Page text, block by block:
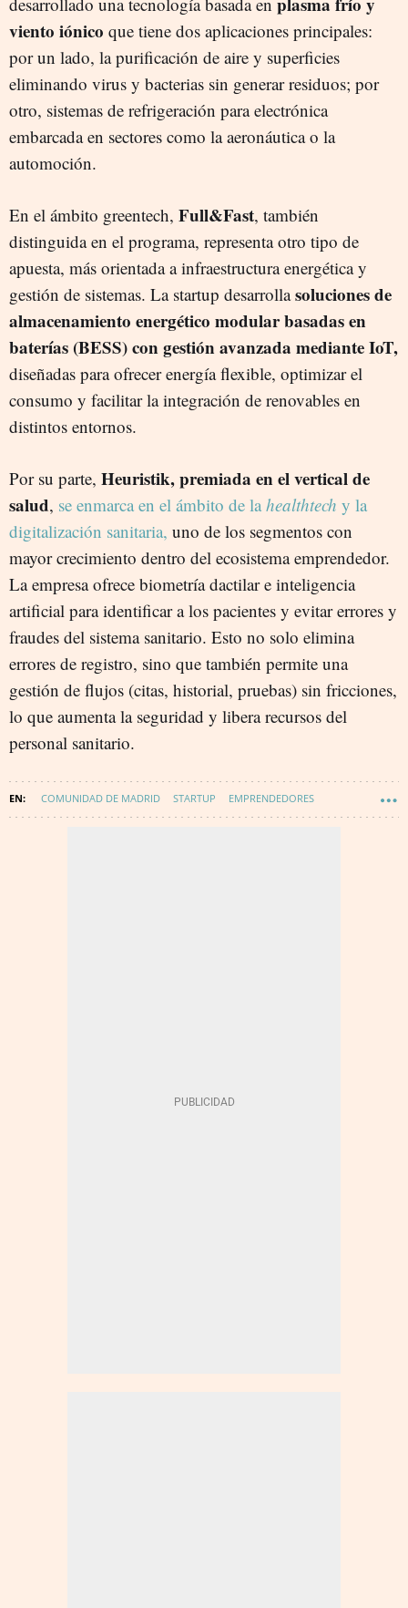
viento iónico que tiene dos aplicaciones principales:
por un lado, la purificación de aire y superficies
eliminando virus y bacterias sin generar residuos; por
otro, sistemas de refrigeración para electrónica
embarcada en sectores como la aeronáutica o la
automoción.
En el ámbito greentech, Full&Fast, también
distinguida en el programa, representa otro tipo de
apuesta, más orientada a infraestructura energética y
gestión de sistemas. La startup desarrollasoluciones de
almacenamiento energético modular basadas en
baterías (BESS) con gestión avanzada mediante IoT,
diseñadas para ofrecer energía flexible, optimizar el
consumo y facilitar la integración de renovables en
distintos entornos.
Por su parte, Heuristik, premiada en el vertical de
salud, se enmarca en el ámbito de la healthtech y la
digitalización sanitaria, uno de los segmentos con
mayor crecimiento dentro del ecosistema emprendedor.
La empresa ofrece biometría dactilar e inteligencia
artificial para identificar a los pacientes y evitar errores y
fraudes del sistema sanitario. Esto no solo elimina
errores de registro, sino que también permite una
gestión de flujos (citas, historial, pruebas) sin fricciones,
lo que aumenta la seguridad y libera recursos del
personal sanitario.
COMUNIDAD DE MADRID STARTUP EMPRENDEDORES